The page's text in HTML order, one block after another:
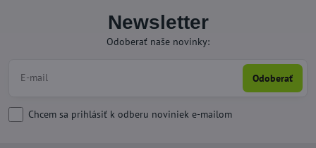
Newsletter
Odoberať naše novinky:
Odoberať
Chcem sa prihlásiť k odberu noviniek e-mailom